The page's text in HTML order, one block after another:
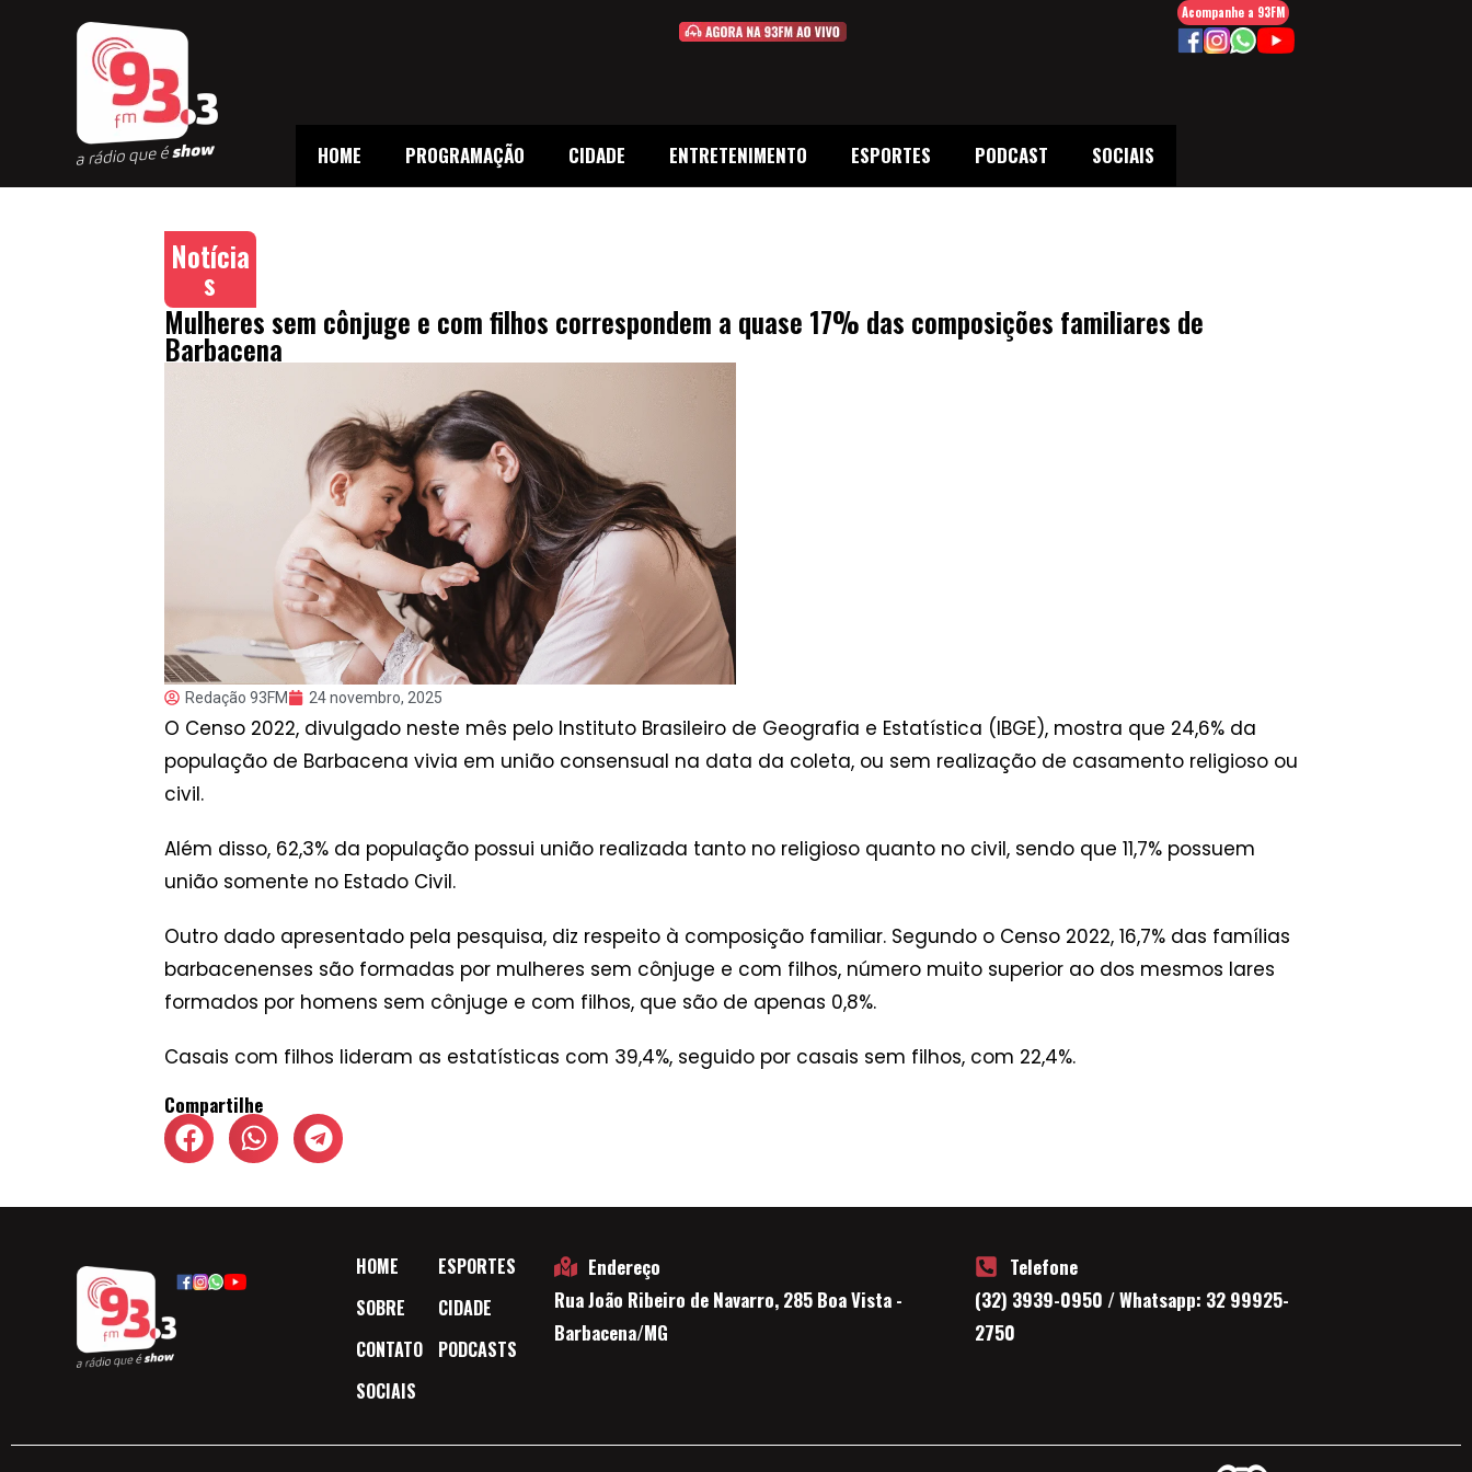
HOME PROGRAMAÇÃO CIDADE ENTRETENIMENTO ESPORTES PODCAST SOCIAIS
Acompanhe a 93FM
Notícia
s
Mulheres sem cônjuge e com filhos correspondem a quase 17% das composições familiares de
Barbacena
Redação 93FM 24 novembro, 2025
O Censo 2022, divulgado neste mês pelo Instituto Brasileiro de Geografia e Estatística (IBGE), mostra que 24,6% da
população de Barbacena vivia em união consensual na data da coleta, ou sem realização de casamento religioso ou
civil.
Além disso, 62,3% da população possui união realizada tanto no religioso quanto no civil, sendo que 11,7% possuem
união somente no Estado Civil.
Outro dado apresentado pela pesquisa, diz respeito à composição familiar. Segundo o Censo 2022, 16,7% das famílias
barbacenenses são formadas por mulheres sem cônjuge e com filhos, número muito superior ao dos mesmos lares
formados por homens sem cônjuge e com filhos, que são de apenas 0,8%.
Casais com filhos lideram as estatísticas com 39,4%, seguido por casais sem filhos, com 22,4%.
Compartilhe
HOME
SOBRE
CONTATO
SOCIAIS
ESPORTES
CIDADE
PODCASTS
Endereço
Rua João Ribeiro de Navarro, 285 Boa Vista -
Barbacena/MG
Telefone
(32) 3939-0950 / Whatsapp: 32 99925-
2750